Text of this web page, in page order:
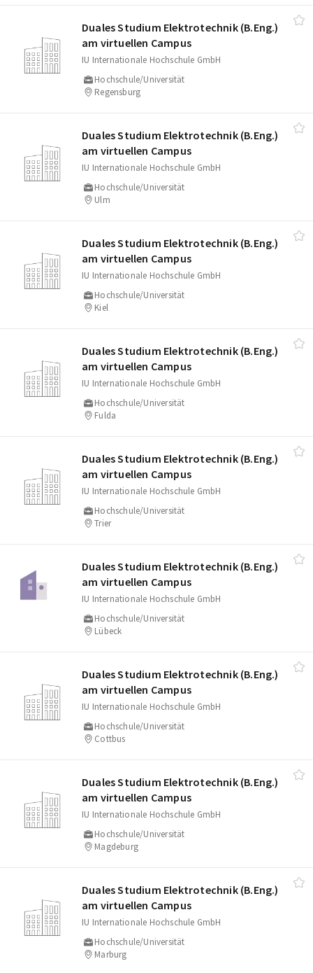
Duales Studium Elektrotechnik (B.Eng.)
am virtuellen Campus
IU Internationale Hochschule GmbH
Hochschule/Universität
Regensburg
Duales Studium Elektrotechnik (B.Eng.)
am virtuellen Campus
IU Internationale Hochschule GmbH
Hochschule/Universität
Ulm
Duales Studium Elektrotechnik (B.Eng.)
am virtuellen Campus
IU Internationale Hochschule GmbH
Hochschule/Universität
Kiel
Duales Studium Elektrotechnik (B.Eng.)
am virtuellen Campus
IU Internationale Hochschule GmbH
Hochschule/Universität
Fulda
Duales Studium Elektrotechnik (B.Eng.)
am virtuellen Campus
IU Internationale Hochschule GmbH
Hochschule/Universität
Trier
Duales Studium Elektrotechnik (B.Eng.)
am virtuellen Campus
IU Internationale Hochschule GmbH
Hochschule/Universität
Lübeck
Duales Studium Elektrotechnik (B.Eng.)
am virtuellen Campus
IU Internationale Hochschule GmbH
Hochschule/Universität
Cottbus
Duales Studium Elektrotechnik (B.Eng.)
am virtuellen Campus
IU Internationale Hochschule GmbH
Hochschule/Universität
Magdeburg
Duales Studium Elektrotechnik (B.Eng.)
am virtuellen Campus
IU Internationale Hochschule GmbH
Hochschule/Universität
Marburg